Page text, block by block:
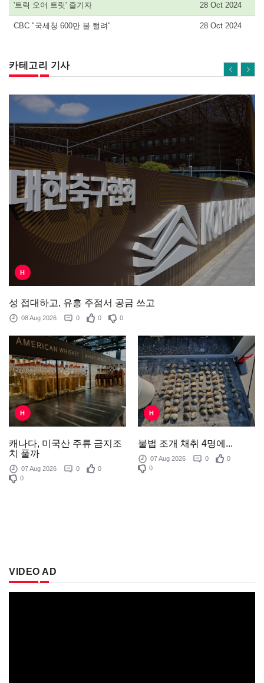
'트릭 오어 트릿' 즐기자 28 Oct 2024
CBC "국세청 600만 불 털려" 28 Oct 2024
카테고리 기사
H
성 접대하고, 유흥 주점서 공금 쓰고
08 Aug 2026 0 0 0
H
캐나다, 미국산 주류 금지조
치 풀까
07 Aug 2026 0
0
0
H
불법 조개 채취 4명에...
07 Aug 2026 0
0
0
VIDEO AD